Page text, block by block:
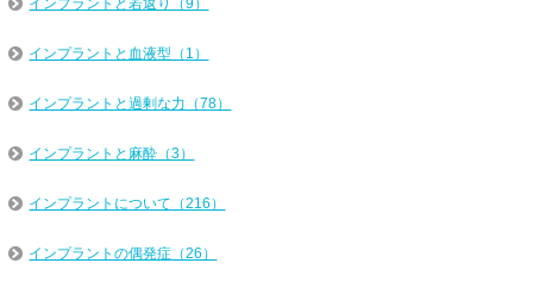
インプラントと若返り（9）
インプラントと血液型（1）
インプラントと過剰な力（78）
インプラントと麻酔（3）
インプラントについて（216）
インプラントの偶発症（26）